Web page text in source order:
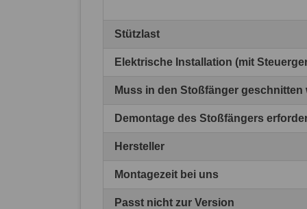
Stützlast
Elektrische Installation (mit
Muss in den Stoßfänger geschnitten
Demontage des Stoßfängers
Hersteller
Montagezeit bei uns
Passt nicht zur Version